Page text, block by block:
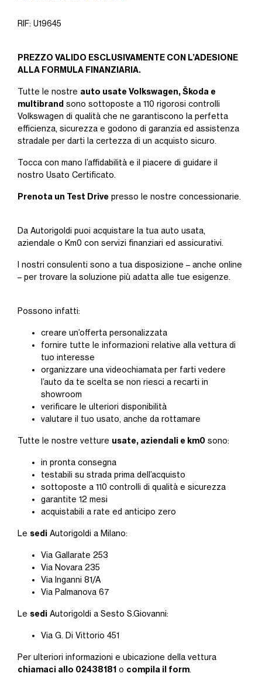
RIF: U19645
PREZZO VALIDO ESCLUSIVAMENTE CON L’ADESIONE
ALLA FORMULA FINANZIARIA.
Tutte le nostre auto usate Volkswagen, Škoda e
multibrand sono sottoposte a 110 rigorosi controlli
Volkswagen di qualità che ne garantiscono la perfetta
efficienza, sicurezza e godono di garanzia ed assistenza
stradale per darti la certezza di un acquisto sicuro.
Tocca con mano l’affidabilità e il piacere di guidare il
nostro Usato Certificato.
Prenota un Test Drive presso le nostre concessionarie.
Da Autorigoldi puoi acquistare la tua auto usata,
aziendale o Km0 con servizi finanziari ed assicurativi.
I nostri consulenti sono a tua disposizione – anche online
– per trovare la soluzione più adatta alle tue esigenze.
Possono infatti:
creare un’offerta personalizzata
fornire tutte le informazioni relative alla vettura di
tuo interesse
organizzare una videochiamata per farti vedere
l’auto da te scelta se non riesci a recarti in
showroom
verificare le ulteriori disponibilità
valutare il tuo usato, anche da rottamare
Tutte le nostre vetture usate, aziendali e km0 sono:
in pronta consegna
testabili su strada prima dell’acquisto
sottoposte a 110 controlli di qualità e sicurezza
garantite 12 mesi
acquistabili a rate ed anticipo zero
Le sedi Autorigoldi a Milano:
Via Gallarate 253
Via Novara 235
Via Inganni 81/A
Via Palmanova 67
Le sedi Autorigoldi a Sesto S.Giovanni:
Via G. Di Vittorio 451
Per ulteriori informazioni e ubicazione della vettura
chiamaci allo 02438181 o compila il form.